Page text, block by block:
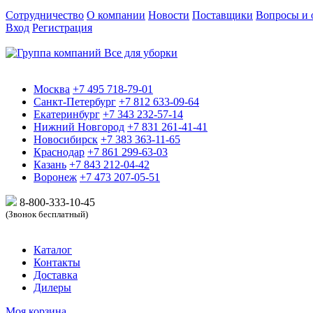
Сотрудничество О компании Новости Поставщики Вопросы и
Вход Регистрация
Москва +7 495 718-79-01
Санкт-Петербург +7 812 633-09-64
Екатеринбург +7 343 232-57-14
Нижний Новгород +7 831 261-41-41
Новосибирск +7 383 363-11-65
Краснодар +7 861 299-63-03
Казань +7 843 212-04-42
Воронеж +7 473 207-05-51
8-800-333-10-45
(Звонок бесплатный)
Каталог
Контакты
Доставка
Дилеры